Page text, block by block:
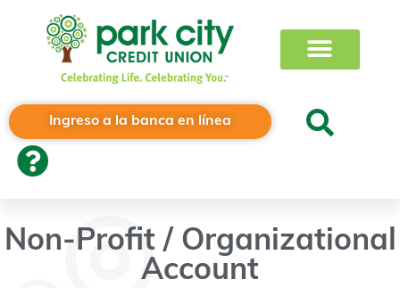
Ingreso a la banca en línea
Non-Profit / Organizational
Account